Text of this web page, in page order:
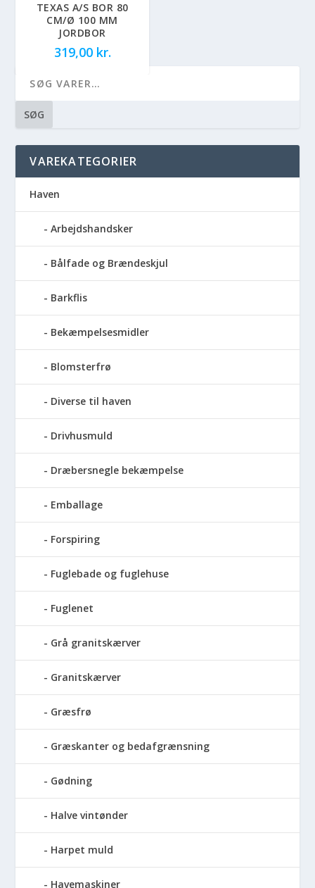
TEXAS A/S BOR 80
CM/Ø 100 MM
JORDBOR
319,00 kr.
SØG
VAREKATEGORIER
Haven
Arbejdshandsker
Bålfade og Brændeskjul
Barkflis
Bekæmpelsesmidler
Blomsterfrø
Diverse til haven
Drivhusmuld
Dræbersnegle bekæmpelse
Emballage
Forspiring
Fuglebade og fuglehuse
Fuglenet
Grå granitskærver
Granitskærver
Græsfrø
Græskanter og bedafgrænsning
Gødning
Halve vintønder
Harpet muld
Havemaskiner